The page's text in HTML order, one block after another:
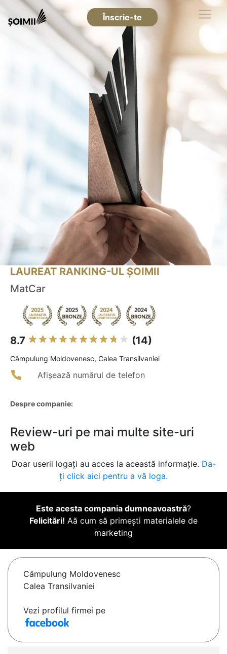
Înscrie-te
LAUREAT RANKING-UL ȘOIMII
MatCar
8.7 (14)
Câmpulung Moldovenesc, Calea Transilvaniei
Afișează numărul de telefon
Despre companie:
Review-uri pe mai multe site-uri
web
Doar userii logați au acces la această informație. Da-
ți click aici pentru a vă loga.
Este acesta compania dumneavoastră?
Felicitări! Aă cum să primești materialele de
marketing
Câmpulung Moldovenesc
Calea Transilvaniei
Vezi profilul firmei pe